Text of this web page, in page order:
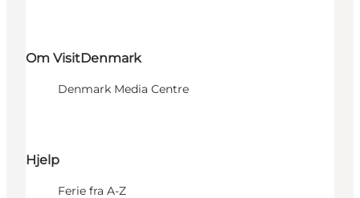
Om VisitDenmark
Denmark Media Centre
Hjelp
Ferie fra A-Z